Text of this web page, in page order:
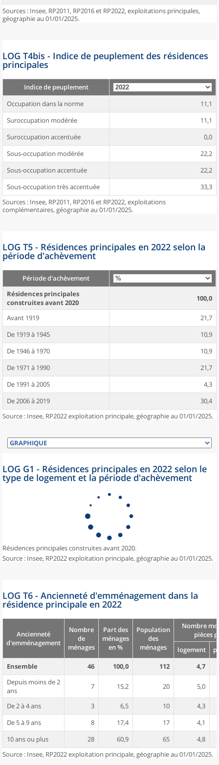
Sources : Insee, RP2011, RP2016 et RP2022, exploitations principales,
géographie au 01/01/2025.
LOG T4bis - Indice de peuplement des résidences
principales
Indice de peuplement
Occupation dans la norme
11,1
Suroccupation modérée
11,1
Suroccupation accentuée
0,0
Sous-occupation modérée
22,2
Sous-occupation accentuée
22,2
Sous-occupation très accentuée
33,3
Sources : Insee, RP2011, RP2016 et RP2022, exploitations
complémentaires, géographie au 01/01/2025.
LOG T5 - Résidences principales en 2022 selon la
période d'achèvement
Période d'achèvement
Résidences principales
construites avant 2020
100,0
Avant 1919
21,7
De 1919 à 1945
10,9
De 1946 à 1970
10,9
De 1971 à 1990
21,7
De 1991 à 2005
4,3
De 2006 à 2019
30,4
Source : Insee, RP2022 exploitation principale, géographie au 01/01/2025.
LOG G1 - Résidences principales en 2022 selon le
type de logement et la période d'achèvement
Résidences principales construites avant 2020.
Source : Insee, RP2022 exploitation principale, géographie au 01/01/2025.
LOG T6 - Ancienneté d'emménagement dans la
résidence principale en 2022
Ancienneté
d'emménagement
Nombre
de
ménages
Part des
ménages
en %
Population
des
ménages
Nombre
pièces
logement
Ensemble
46 100,0 112
4,7
Depuis moins de 2
ans
7 15,2 20 5,0
De 2 à 4 ans 3 6,5 10
4,3
De 5 à 9 ans
8 17,4 17
4,1
10 ans ou plus
28 60,9 65
4,8
Source : Insee, RP2022 exploitation principale, géographie au 01/01/2025.